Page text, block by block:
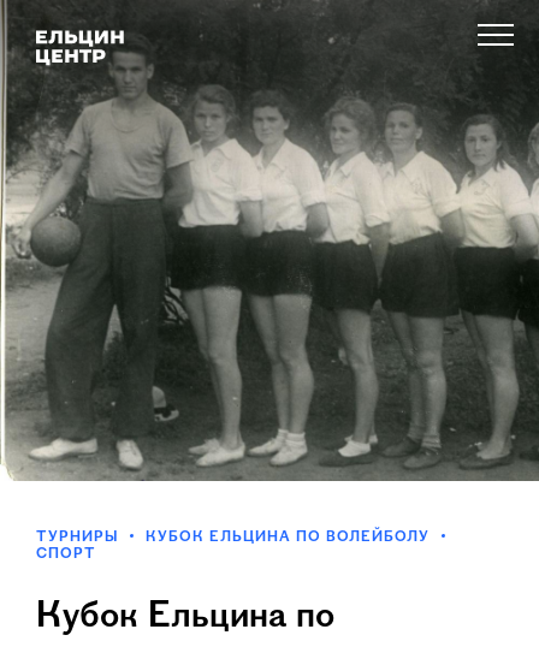
ТУРНИРЫ
КУБОК ЕЛЬЦИНА ПО ВОЛЕЙБОЛУ
СПОРТ
Кубок Ельцина по